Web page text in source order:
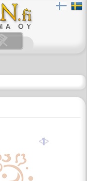
a